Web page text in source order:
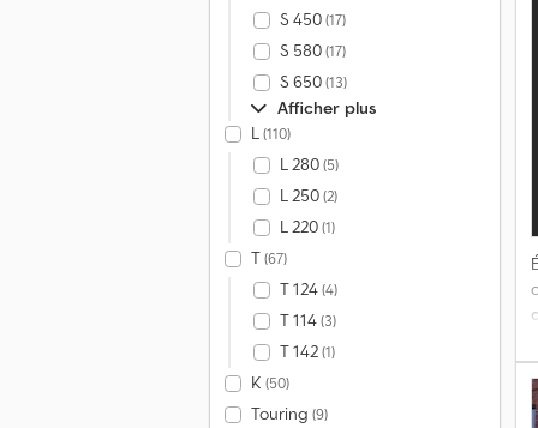
S 450(17)
S 580(17)
S 650(13)
Afficher plus
L(110)
L 280(5)
L 250(2)
L 220(1)
T(67)
T 124(4)
T 114(3)
T 142(1)
K (50)
Touring (9)